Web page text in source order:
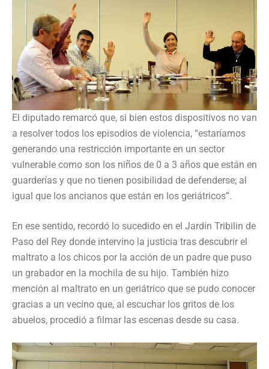
El diputado remarcó que, si bien estos dispositivos no van
a resolver todos los episodios de violencia, “estaríamos
generando una restricción importante en un sector
vulnerable como son los niños de 0 a 3 años que están en
guarderías y que no tienen posibilidad de defenderse; al
igual que los ancianos que están en los geriátricos”.
En ese sentido, recordó lo sucedido en el Jardín Tribilin de
Paso del Rey donde intervino la justicia tras descubrir el
maltrato a los chicos por la acción de un padre que puso
un grabador en la mochila de su hijo. También hizo
mención al maltrato en un geriátrico que se pudo conocer
gracias a un vecino que, al escuchar los gritos de los
abuelos, procedió a filmar las escenas desde su casa.